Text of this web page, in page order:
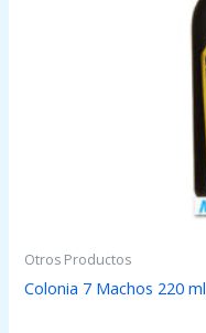
Otros Productos
Colonia 7 Machos 220 ml